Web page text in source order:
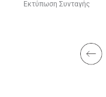
Εκτύπωση Συνταγής